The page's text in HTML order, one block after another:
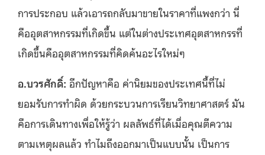
การประกอบ แล้วเอารถกลับมาขายในราคาที่แพงกว่า นี่
คืออุตสาหกรรมที่เกิดขึ้น แต่ในต่างประเทศอุตสาหกรรที่
เกิดขึ้นคืออุตสาหกรรมที่คิดค้นอะไรใหม่ๆ
อ.บวรศักดิ์: อีกปัญหาคือ ค่านิยมของประเทศนี้ที่ไม่
ยอมรับการทำผิด ด้วยกระบวนการเรียนวิทยาศาสตร์ มัน
คือการเดินทางเพื่อให้รู้ว่า ผลลัพธ์ที่ได้เมื่อคุณตีความ
ตามเหตุผลแล้ว ทำไมถึงออกมาเป็นแบบนั้น เป็นการ